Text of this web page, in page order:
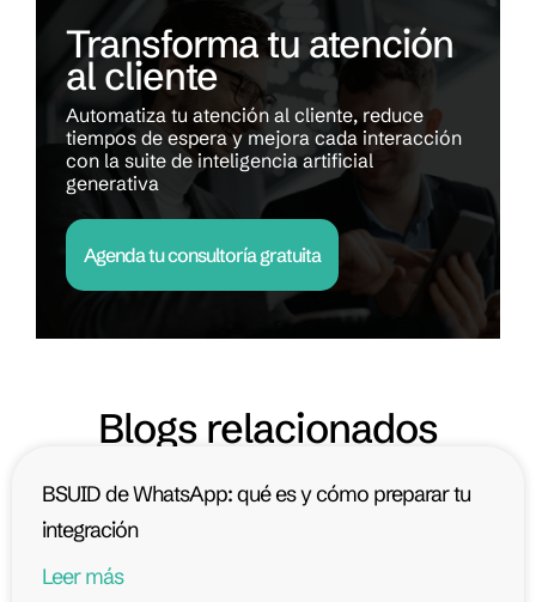
Transforma tu atención
al cliente
Automatiza tu atención al cliente, reduce
tiempos de espera y mejora cada interacción
con la suite de inteligencia artificial
generativa
Agenda tu consultoría gratuita
Blogs relacionados
BSUID de WhatsApp: qué es y cómo preparar tu
integración
Leer más